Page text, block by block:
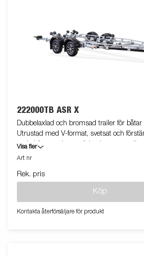
222000TB ASR X
Dubbelaxlad och bromsad trailer för
Utrustad med V-format, svetsat och
goda köregenskaper. Adaptiva superrullar
båtens skrov. Tippbar adaptiv vagga
skyddad i båttrailerns chassi. Vattentäta
justera, vinschtornet är även utrustat med
teleskopisk belysningsenhet gör det
Visa fler
Art nr
Rek. pris
Köp
Kontakta återförsäljare för produkt